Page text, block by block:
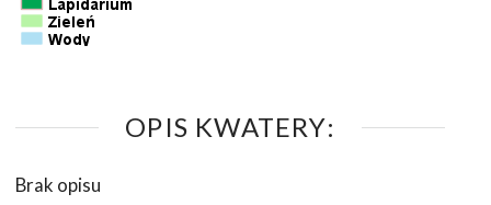
OPIS KWATERY:
Brak opisu